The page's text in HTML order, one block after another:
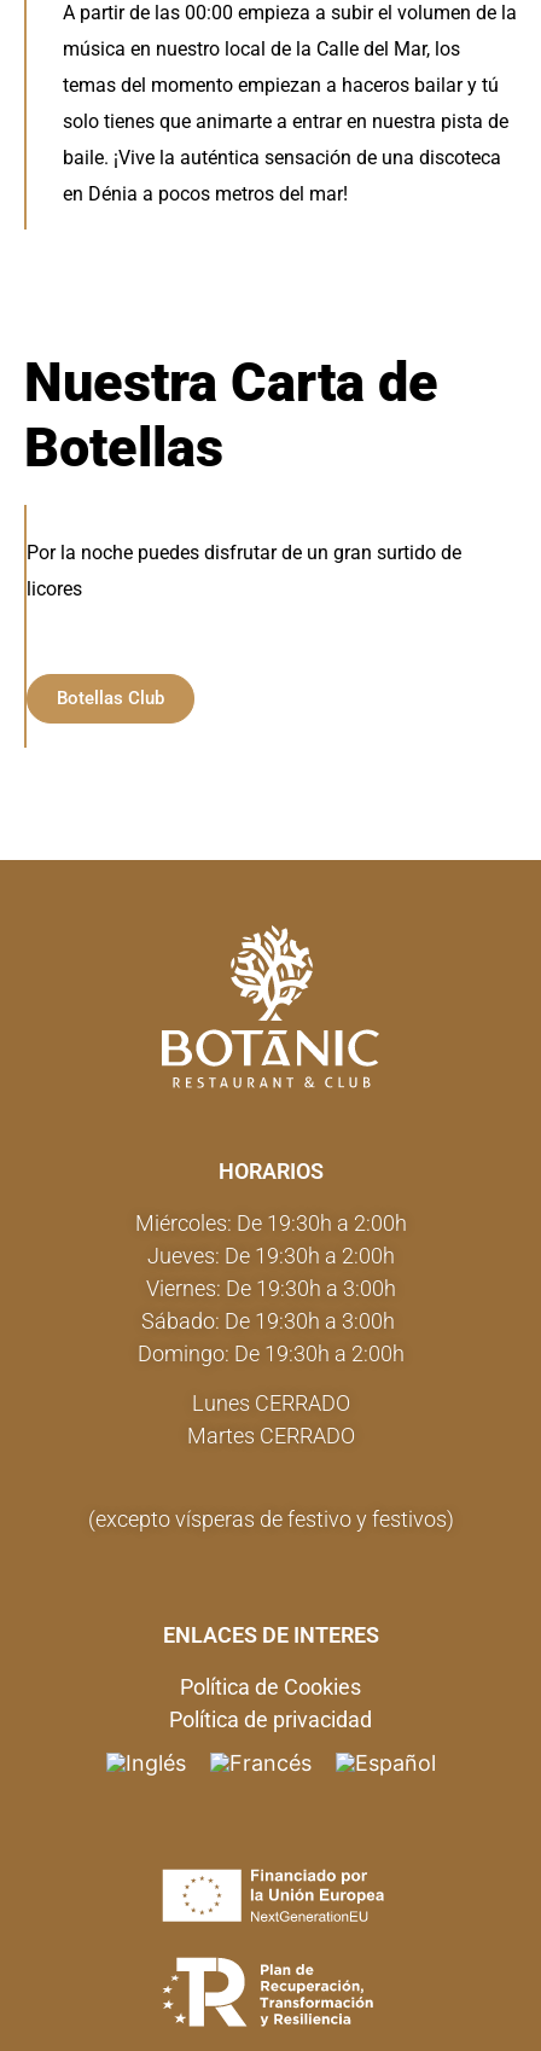
A partir de las 00:00 empieza a subir el volumen de la
música en nuestro local de la Calle del Mar, los
temas del momento empiezan a haceros bailar y tú
solo tienes que animarte a entrar en nuestra pista de
baile. ¡Vive la auténtica sensación de una discoteca
en Dénia a pocos metros del mar!
Nuestra Carta de
Botellas
Por la noche puedes disfrutar de un gran surtido de
licores
Botellas Club
HORARIOS
Miércoles: De 19:30h a 2:00h
Jueves: De 19:30h a 2:00h
Viernes: De 19:30h a 3:00h
Sábado: De 19:30h a 3:00h
Domingo: De 19:30h a 2:00h
Lunes CERRADO
Martes CERRADO
(excepto vísperas de festivo y festivos)
ENLACES DE INTERES
Política de Cookies
Política de privacidad